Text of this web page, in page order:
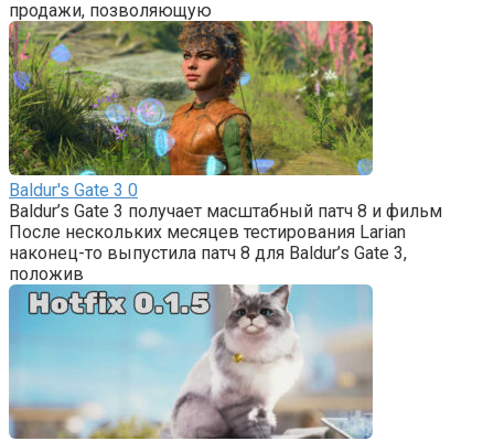
продажи, позволяющую
Baldur's Gate 3 0
Baldur’s Gate 3 получает масштабный патч 8 и фильм
После нескольких месяцев тестирования Larian
наконец-то выпустила патч 8 для Baldur’s Gate 3,
положив